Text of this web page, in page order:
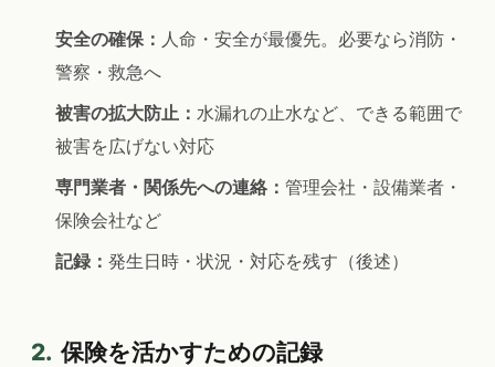
安全の確保： 人命・安全が最優先。必要なら消防・
警察・救急へ
被害の拡大防止： 水漏れの止水など、できる範囲で
被害を広げない対応
専門業者・関係先への連絡： 管理会社・設備業者・
保険会社など
記録： 発生日時・状況・対応を残す（後述）
2. 保険を活かすための記録